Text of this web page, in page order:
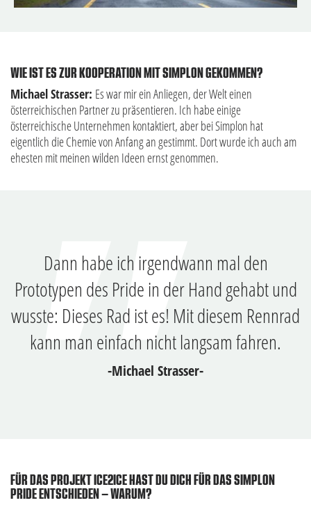
WIE IST ES ZUR KOOPERATION MIT SIMPLON GEKOMMEN?
Michael Strasser: Es war mir ein Anliegen, der Welt einen
österreichischen Partner zu präsentieren. Ich habe einige
österreichische Unternehmen kontaktiert, aber bei Simplon hat
eigentlich die Chemie von Anfang an gestimmt. Dort wurde ich auch am
ehesten mit meinen wilden Ideen ernst genommen.
Dann habe ich irgendwann mal den
Prototypen des Pride in der Hand gehabt und
wusste: Dieses Rad ist es! Mit diesem Rennrad
kann man einfach nicht langsam fahren.
-Michael Strasser-
FÜR DAS PROJEKT ICE2ICE HAST DU DICH FÜR DAS SIMPLON
PRIDE ENTSCHIEDEN – WARUM?